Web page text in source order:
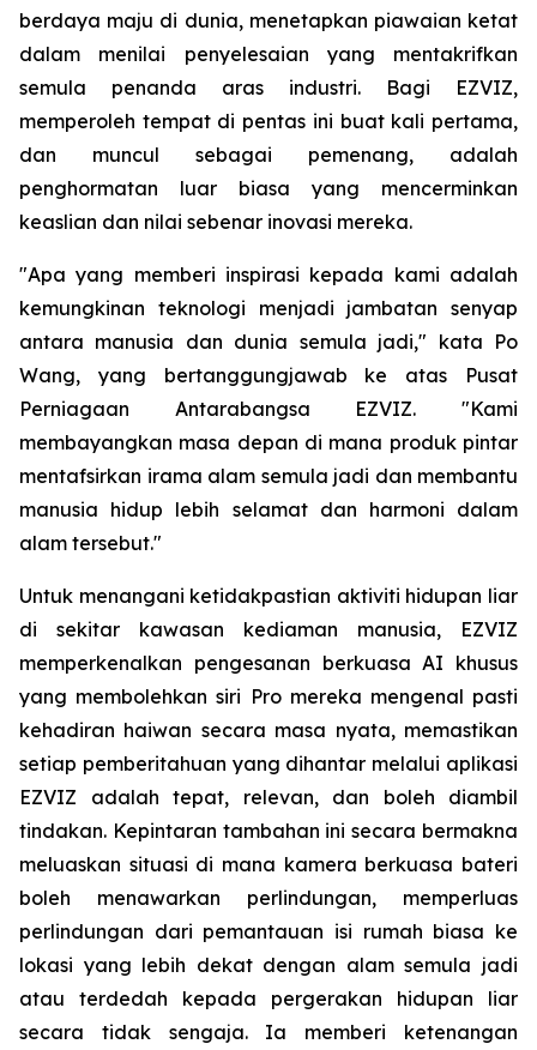
berdaya maju di dunia, menetapkan piawaian ketat
dalam menilai penyelesaian yang mentakrifkan
semula penanda aras industri. Bagi EZVIZ,
memperoleh tempat di pentas ini buat kali pertama,
dan muncul sebagai pemenang, adalah
penghormatan luar biasa yang mencerminkan
keaslian dan nilai sebenar inovasi mereka.
"Apa yang memberi inspirasi kepada kami adalah
kemungkinan teknologi menjadi jambatan senyap
antara manusia dan dunia semula jadi," kata Po
Wang, yang bertanggungjawab ke atas Pusat
Perniagaan Antarabangsa EZVIZ. "Kami
membayangkan masa depan di mana produk pintar
mentafsirkan irama alam semula jadi dan membantu
manusia hidup lebih selamat dan harmoni dalam
alam tersebut."
Untuk menangani ketidakpastian aktiviti hidupan liar
di sekitar kawasan kediaman manusia, EZVIZ
memperkenalkan pengesanan berkuasa AI khusus
yang membolehkan siri Pro mereka mengenal pasti
kehadiran haiwan secara masa nyata, memastikan
setiap pemberitahuan yang dihantar melalui aplikasi
EZVIZ adalah tepat, relevan, dan boleh diambil
tindakan. Kepintaran tambahan ini secara bermakna
meluaskan situasi di mana kamera berkuasa bateri
boleh menawarkan perlindungan, memperluas
perlindungan dari pemantauan isi rumah biasa ke
lokasi yang lebih dekat dengan alam semula jadi
atau terdedah kepada pergerakan hidupan liar
secara tidak sengaja. Ia memberi ketenangan